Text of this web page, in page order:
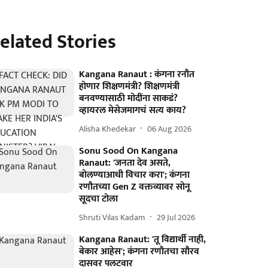
Stories
Kangana Ranaut : कंगना रनौत
होणार शिक्षणमंत्री? शिक्षणमंत्री
बनवण्यासाठी मोदींना साकडं?
व्हायरल मेसेजमागचं सत्य काय?
Alisha Khedekar 06 Aug 2026
Sonu Sood On Kangana
Ranaut: 'जनता देव असते,
बोलण्याआधी विचार करा'; कंगना
रणौतच्या Gen Z वक्तव्यावर सोनू
सूदचा टोला
Shruti Vilas Kadam 29 Jul 2026
Kangana Ranaut: 'तू विद्यार्थी नाही,
बेकार आहेस'; कंगना रणौतचा सौरव
दासवर पलटवार